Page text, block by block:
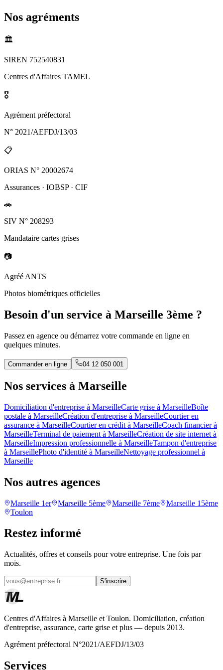
Nos agréments
🏛️
SIREN 752540831
Centres d'Affaires TAMEL
🎖️
Agrément préfectoral
N° 2021/AEFDJ/13/03
📋
ORIAS N° 20002674
Assurances · IOBSP · CIF
🚗
SIV N° 208293
Mandataire cartes grises
📷
Agréé ANTS
Photos biométriques officielles
Besoin d'un service à Marseille 3ème ?
Passez en agence ou démarrez votre commande en ligne en
quelques minutes.
Commander en ligne 04 12 050 001
Nos services à Marseille
Domiciliation d'entreprise à MarseilleCarte grise à MarseilleBoîte
postale à MarseilleCréation d'entreprise à MarseilleCourtier en
assurance à MarseilleCourtier en crédit à MarseilleCoach financier à
MarseilleTerminal de paiement à MarseilleCréation de site internet à
MarseilleImpression professionnelle à MarseilleTampon d'entreprise
à MarseillePhoto d'identité à MarseilleNettoyage professionnel à
Marseille
Nos autres agences
Marseille 1er Marseille 5ème Marseille 7ème
Marseille 15ème
Toulon
Restez informé
Actualités, offres et conseils pour votre entreprise. Une fois par
mois.
S'inscrire
Centres d'Affaires à Marseille et Toulon. Domiciliation, création
d'entreprise, assurance, carte grise et plus — depuis 2013.
Agrément préfectoral N°2021/AEFDJ/13/03
Services